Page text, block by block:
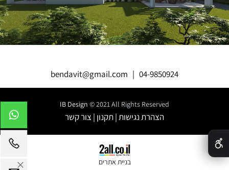
bendavit@gmail.com | 04-9850924
IB Design © 2021 All Rights Reserved
הצהרת נגישות|תקנון | צור קשר
בניית אתרים